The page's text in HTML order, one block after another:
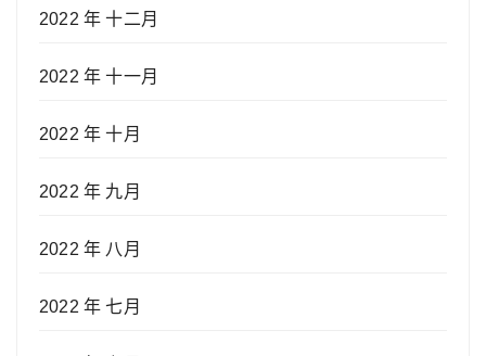
2022 年 十二月
2022 年 十一月
2022 年 十月
2022 年 九月
2022 年 八月
2022 年 七月